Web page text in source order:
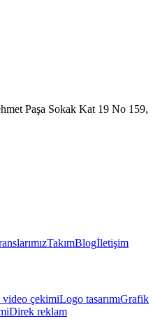
Paşa Sokak Kat 19 No 159,
TakımBlogİletişim
çekimiLogo tasarımıGrafik
Direk reklam